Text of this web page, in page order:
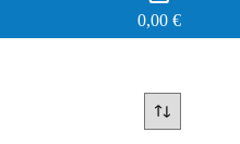
0,00€